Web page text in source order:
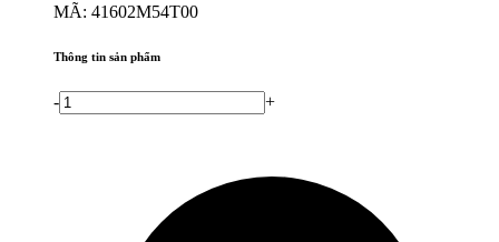
MÃ: 41602M54T00
Thông tin sản phẩm
- +